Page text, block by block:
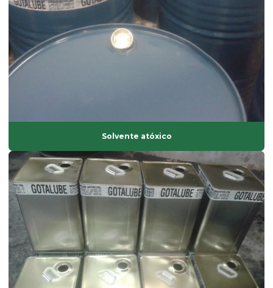
Fornecedor de antioxidantes líquidos
Fornecedor de bisfenol
Fornecedor de dinp
Graxa base vegetal
Isoparafina
Isoparafina comprar
Isoparafina líquida
Isoparafina líquida preço
Lubrificante externo
óleo dinp
Solvente atóxico